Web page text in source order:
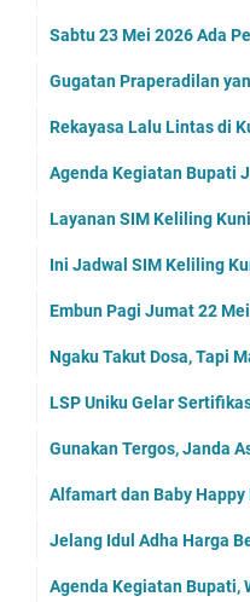
Sabtu 23 Mei 2026 Ada
Gugatan Praperadilan
Rekayasa Lalu Lintas di
Agenda Kegiatan Bupati
Layanan SIM Keliling
Ini Jadwal SIM Keliling
Embun Pagi Jumat 22
Ngaku Takut Dosa, Tapi
LSP Uniku Gelar
Gunakan Tergos, Janda
Alfamart dan Baby
Jelang Idul Adha Harga
Agenda Kegiatan Bupati,